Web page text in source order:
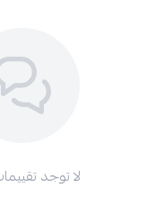
لا توجد